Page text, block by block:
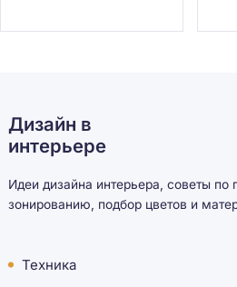
Дизайн в
интерьере
Идеи дизайна интерьера, советы по
зонированию, подбор цветов и
Техника